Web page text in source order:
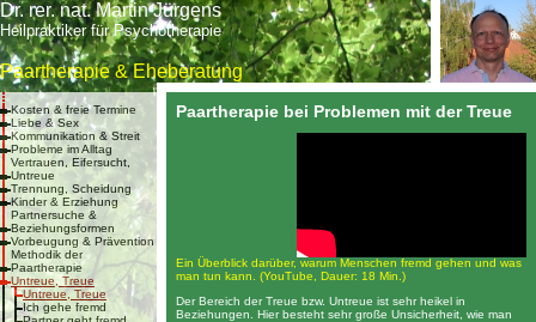
Dr. rer. nat. Martin Jürgens
Heilpraktiker für Psychotherapie
Paartherapie & Eheberatung
Kosten & freie Termine
Liebe & Sex
Kommunikation & Streit
Probleme im Alltag
Vertrauen, Eifersucht,
Untreue
Trennung, Scheidung
Kinder & Erziehung
Partnersuche &
Beziehungsformen
Vorbeugung & Prävention
Methodik der
Paartherapie
Untreue, Treue
Untreue, Treue
Ich gehe fremd
Paartherapie bei Problemen mit der Treue
Ein Überblick darüber, warum Menschen fremd gehen und was
man tun kann. (YouTube, Dauer: 18 Min.)
Der Bereich der Treue bzw. Untreue ist sehr heikel in
Beziehungen. Hier besteht sehr große Unsicherheit, wie man